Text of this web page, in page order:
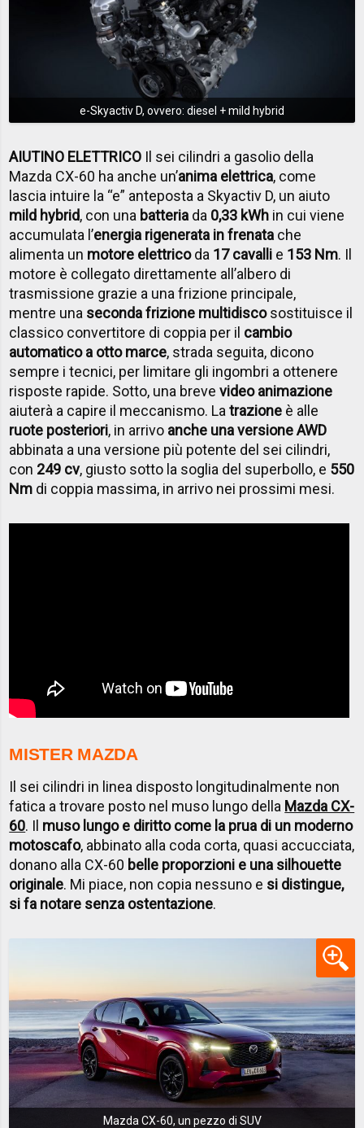
e-Skyactiv D, ovvero: diesel + mild hybrid
AIUTINO ELETTRICO Il sei cilindri a gasolio della
Mazda CX-60 ha anche un’anima elettrica, come
lascia intuire la “e” anteposta a Skyactiv D, un aiuto
mild hybrid, con una batteria da 0,33 kWh in cui viene
accumulata l’energia rigenerata in frenata che
alimenta un motore elettricoda 17 cavalli e 153 Nm. Il
motore è collegato direttamente all’albero di
trasmissione grazie a una frizione principale,
mentre una seconda frizione multidiscosostituisce il
classico convertitore di coppia per il cambio
automatico a otto marce, strada seguita, dicono
sempre i tecnici, per limitare gli ingombri a ottenere
risposte rapide. Sotto, una brevevideo animazione
aiuterà a capire il meccanismo. Latrazione è alle
ruote posteriori, in arrivo anche una versione AWD
abbinata a una versione più potente del sei cilindri,
con 249 cv, giusto sotto la soglia del superbollo, e 550
Nm di coppia massima, in arrivo nei prossimi mesi.
MISTER MAZDA
Il sei cilindri in linea disposto longitudinalmente non
fatica a trovare posto nel muso lungo della Mazda CX-
60. Il muso lungo e diritto come la prua di un moderno
motoscafo, abbinato alla coda corta, quasi accucciata,
donano alla CX-60 belle proporzioni e una silhouette
originale. Mi piace, non copia nessuno e si distingue,
si fa notare senza ostentazione.
Mazda CX-60, un pezzo di SUV